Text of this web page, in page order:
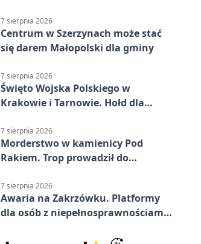
7 sierpnia 2026
Centrum w Szerzynach może stać
się darem Małopolski dla gminy
7 sierpnia 2026
Święto Wojska Polskiego w
Krakowie i Tarnowie. Hołd dla
7 sierpnia 2026
Morderstwo w kamienicy Pod
Rakiem. Trop prowadził do
7 sierpnia 2026
Awaria na Zakrzówku. Platformy
dla osób z niepełnosprawnościami